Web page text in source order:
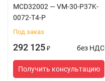
MCD32002 — VM-30-P37K-
0072-T4-P
Под заказ
292 125 ₽ без НДС
Получить консультацию